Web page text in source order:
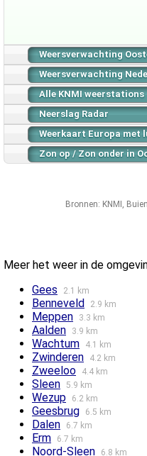
Weersverwachting
Weersverwachting
Alle KNMI weerstations
Neerslag Radar
Weerkaart Europa met
Zon op / Zon onder in
Bronnen: KNMI ,
Meer het weer in de
Gees
2.1 km
Benneveld 2.9 km
Meppen 3.3 km
Aalden 3.9 km
Wachtum 4.1 km
Zwinderen 4.2 km
Zweeloo 4.4 km
Sleen 5.9 km
Wezup 6.2 km
Geesbrug 6.5 km
Dalen 6.7 km
Erm 6.7 km
Noord-Sleen 6.8 km